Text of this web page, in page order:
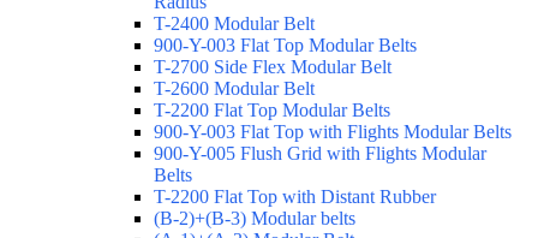
T-2400 Modular Belt
900-Y-003 Flat Top Modular Belts
T-2700 Side Flex Modular Belt
T-2600 Modular Belt
T-2200 Flat Top Modular Belts
900-Y-003 Flat Top with Flights Modular Belts
900-Y-005 Flush Grid with Flights Modular
Belts
T-2200 Flat Top with Distant Rubber
(B-2)+(B-3) Modular belts